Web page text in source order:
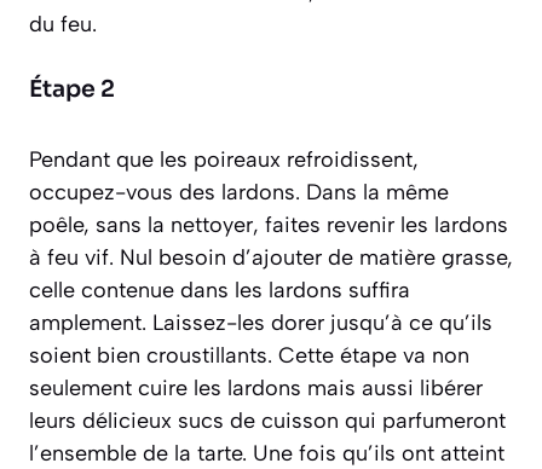
du feu.
Étape 2
Pendant que les poireaux refroidissent,
occupez-vous des lardons. Dans la même
poêle, sans la nettoyer, faites revenir les lardons
à feu vif. Nul besoin d’ajouter de matière grasse,
celle contenue dans les lardons suffira
amplement. Laissez-les dorer jusqu’à ce qu’ils
soient bien croustillants. Cette étape va non
seulement cuire les lardons mais aussi libérer
leurs délicieux sucs de cuisson qui parfumeront
l’ensemble de la tarte. Une fois qu’ils ont atteint